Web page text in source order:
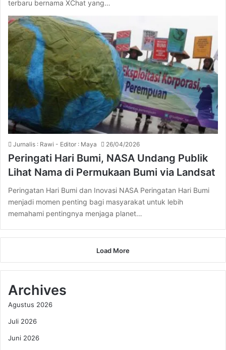
terbaru bernama XChat yang…
Jurnalis : Rawi - Editor : Maya 26/04/2026
Peringati Hari Bumi, NASA Undang Publik
Lihat Nama di Permukaan Bumi via Landsat
Peringatan Hari Bumi dan Inovasi NASA Peringatan Hari Bumi
menjadi momen penting bagi masyarakat untuk lebih
memahami pentingnya menjaga planet…
Load More
Archives
Agustus 2026
Juli 2026
Juni 2026